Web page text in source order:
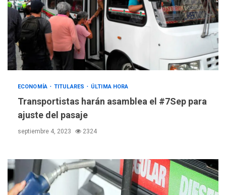
ECONOMÍA TITULARES ÚLTIMA HORA
Transportistas harán asamblea el #7Sep para
ajuste del pasaje
septiembre 4, 2023 2324